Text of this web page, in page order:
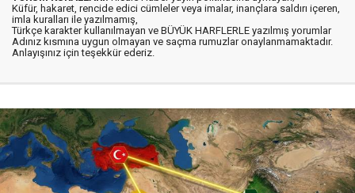
Küfür, hakaret, rencide edici cümleler veya imalar, inançlara saldırı içeren,
imla kuralları ile yazılmamış,
Türkçe karakter kullanılmayan ve BÜYÜK HARFLERLE yazılmış yorumlar
Adınız kısmına uygun olmayan ve saçma rumuzlar onaylanmamaktadır.
Anlayışınız için teşekkür ederiz.